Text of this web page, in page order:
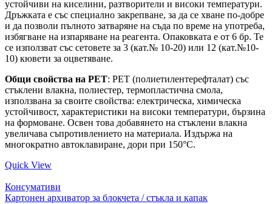
устойчиви на киселини, разтворители и високи температури.
Дръжката е със специално закрепване, за да се хване по-добре
и да позволи пълното затваряне на съда по време на употреба,
избягване на изпаряване на реагента. Опаковката е от 6 бр. Те
се използват със сетовете за 3 (кат.№ 10-20) или 12 (кат.№10-
10) кювети за оцветяване.
Общи свойства на PET: PET (полиетилентерефталат) със
стъклени влакна, полиестер, термопластична смола,
използвана за своите свойства: електрическа, химическа
устойчивост, характеристики на високи температури, бързина
на формоване. Освен това добавянето на стъклени влакна
увеличава съпротивлението на материала. Издържа на
многократно автоклавиране, дори при 150°C.
Quick View
Консумативи
Картонен архиватор за блокчета / стъкла и капак